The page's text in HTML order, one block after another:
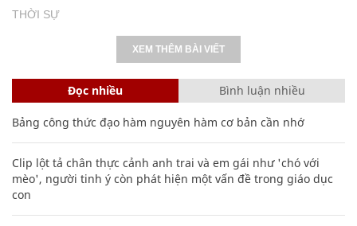
THỜI SỰ
XEM THÊM BÀI VIẾT
Đọc nhiều Bình luận nhiều
Bảng công thức đạo hàm nguyên hàm cơ bản cần nhớ
Clip lột tả chân thực cảnh anh trai và em gái như 'chó với
mèo', người tinh ý còn phát hiện một vấn đề trong giáo dục
con